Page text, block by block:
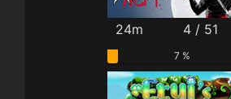
24m 4 / 51
7 %